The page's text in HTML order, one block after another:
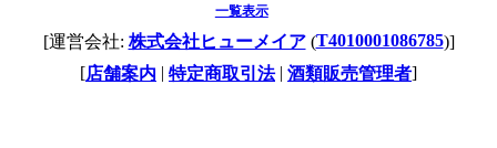
一覧表示
[運営会社: 株式会社ヒューメイア(T4010001086785)]
[店舗案内 | 特定商取引法| 酒類販売管理者]